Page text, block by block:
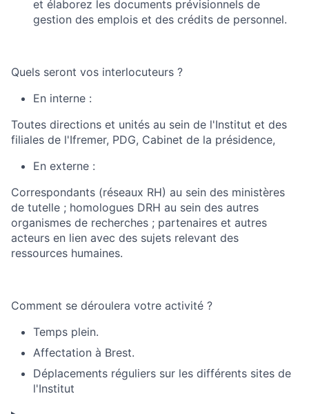
et élaborez les documents prévisionnels de
gestion des emplois et des crédits de personnel.
Quels seront vos interlocuteurs ?
En interne :
Toutes directions et unités au sein de l'Institut et des
filiales de l'Ifremer, PDG, Cabinet de la présidence,
En externe :
Correspondants (réseaux RH) au sein des ministères
de tutelle ; homologues DRH au sein des autres
organismes de recherches ; partenaires et autres
acteurs en lien avec des sujets relevant des
ressources humaines.
Comment se déroulera votre activité ?
Temps plein.
Affectation à Brest.
Déplacements réguliers sur les différents sites de
l'Institut